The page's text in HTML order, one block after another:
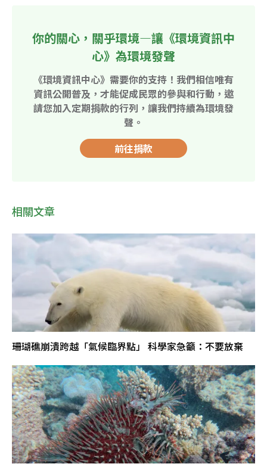
你的關心，關乎環境—讓《環境資訊中
心》為環境發聲
《環境資訊中心》需要你的支持！我們相信唯有
資訊公開普及，才能促成民眾的參與和行動，邀
請您加入定期捐款的行列，讓我們持續為環境發
聲。
前往捐款
相關文章
珊瑚礁崩潰跨越「氣候臨界點」 科學家急籲：不要放棄